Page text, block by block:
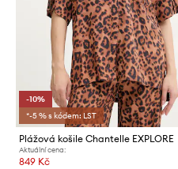
-10%
*-5 % s kódem: LST
Plážová košile Chantelle EXPLORE
Aktuální cena:
849 Kč